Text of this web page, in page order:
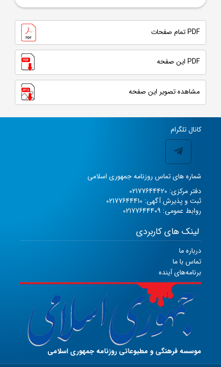
PDF تمام صفحات
PDF این صفحه
مشاهده تصویر این صفحه
کانال تلگرام
شماره های تماس روزنامه جمهوری اسلامی
دفتر مرکزی: 02177644420
ثبت و پذیرش آگهی: 02177644410
روابط عمومی: 02177644409
لینک های کاربردی
درباره ما
تماس با ما
برنامه‌های آینده
موسسه فرهنگی و مطبوعاتی روزنامه جمهوری اسلامی